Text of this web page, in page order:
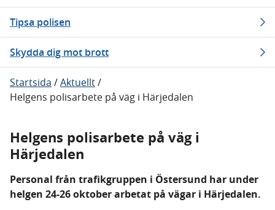
Tipsa polisen
Skydda dig mot brott
Startsida /Aktuellt/
Helgens polisarbete på väg i Härjedalen
Helgens polisarbete på väg i
Härjedalen
Personal från trafikgruppen i Östersund har under
helgen 24-26 oktober arbetat på vägar i Härjedalen.